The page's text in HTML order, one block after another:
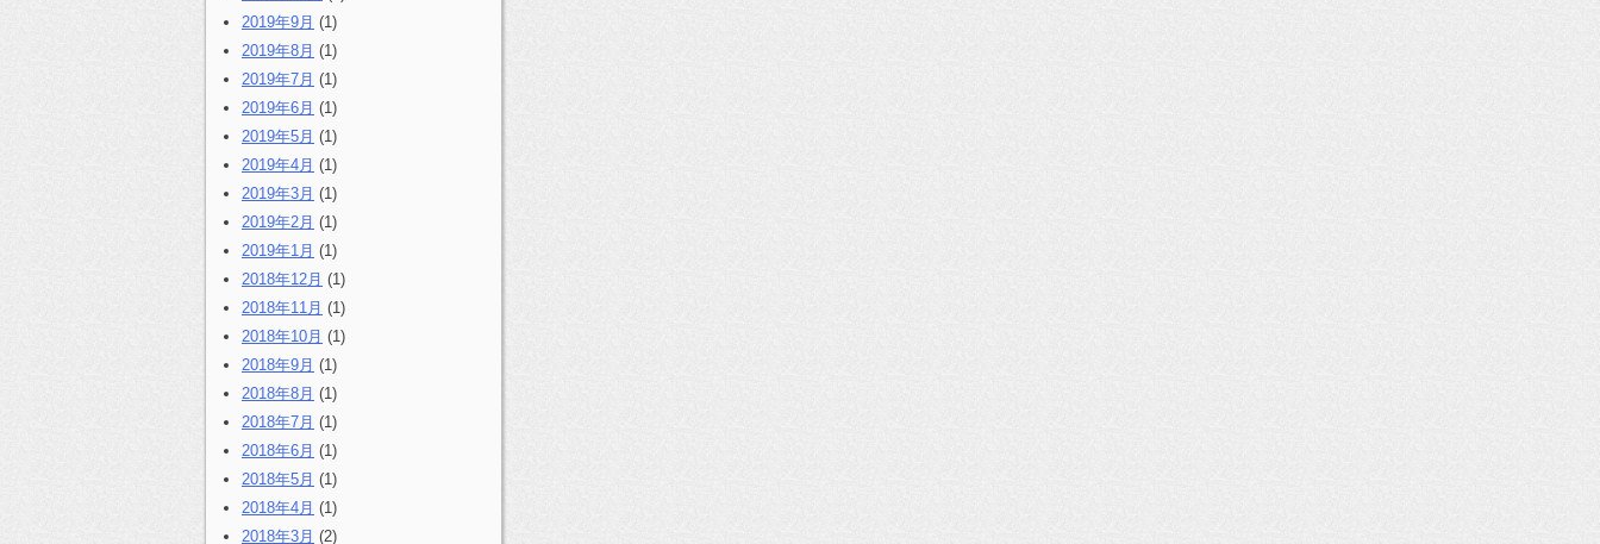
2019年9月 (1)
2019年8月 (1)
2019年7月 (1)
2019年6月 (1)
2019年5月 (1)
2019年4月 (1)
2019年3月 (1)
2019年2月 (1)
2019年1月 (1)
2018年12月 (1)
2018年11月 (1)
2018年10月 (1)
2018年9月 (1)
2018年8月 (1)
2018年7月 (1)
2018年6月 (1)
2018年5月 (1)
2018年4月 (1)
2018年3月 (2)